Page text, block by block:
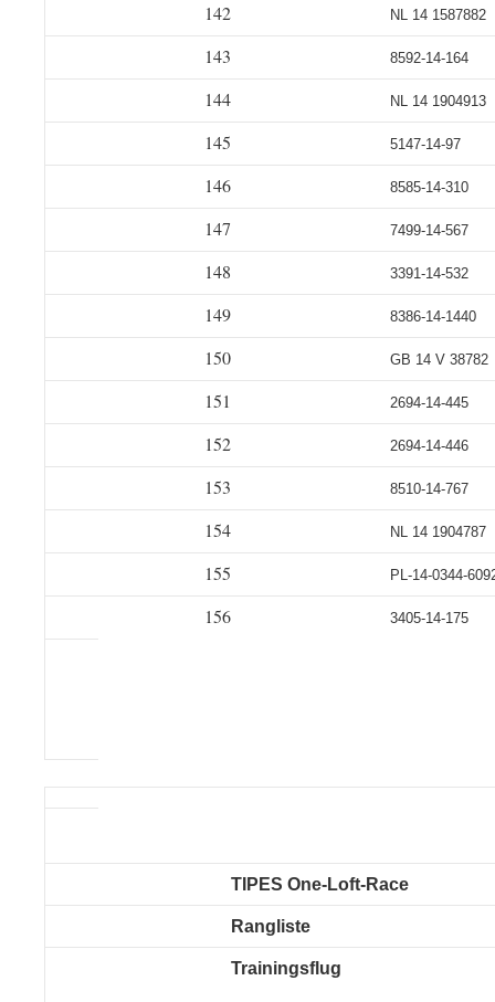
142 NL 14 1587882
143 8592-14-164
144 NL 14 1904913
145 5147-14-97
146 8585-14-310
147 7499-14-567
148 3391-14-532
149 8386-14-1440
150 GB 14 V 38782
151 2694-14-445
152 2694-14-446
153 8510-14-767
154 NL 14 1904787
155 PL-14-0344-
156 3405-14-175
TIPES One-Loft-Race
Rangliste
Trainingsflug